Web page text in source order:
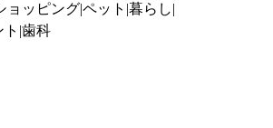
ョッピングペット 暮らし
歯科